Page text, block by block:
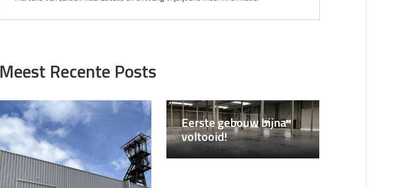
Meest Recente Posts
Eerste gebouw bijna
voltooid!